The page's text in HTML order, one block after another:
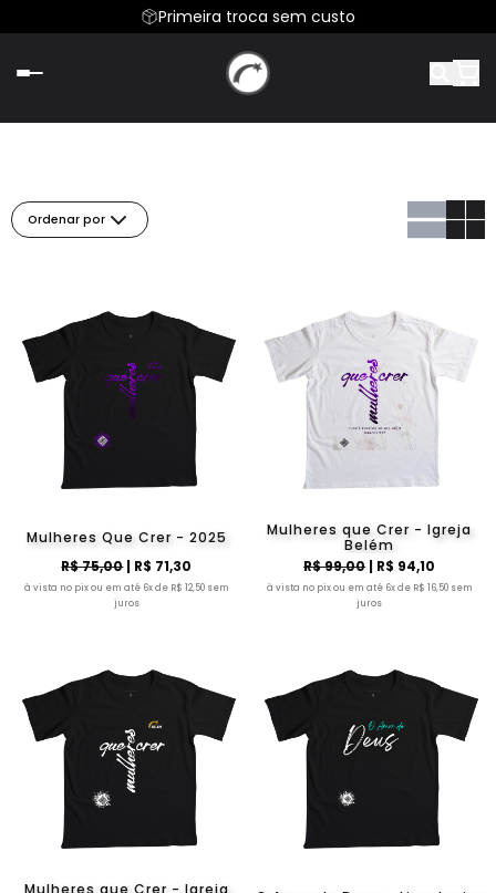
Primeira troca sem custo
Ordenar por
Mulheres Que Crer - 2025
R$ 75,00| R$ 71,30
à vista no pix ou em até 6x de R$ 12,50 sem
juros
Mulheres que Crer - Igreja
Belém
R$ 99,00| R$ 94,10
à vista no pix ou em até 6x de R$ 16,50 sem
juros
Mulheres que Crer - Igreja